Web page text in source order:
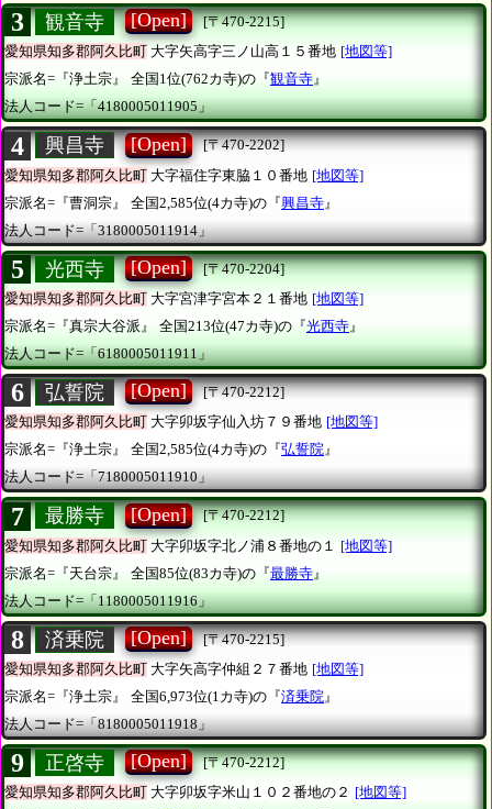
3 観音寺 [Open]
[〒470-2215]
愛知県知多郡阿久比町 大字矢高字三ノ山高１５番地 [地図等]
宗派名=『浄土宗』
全国1位(762カ寺)の『観音寺』
法人コード=「4180005011905」
4 興昌寺 [Open]
[〒470-2202]
愛知県知多郡阿久比町 大字福住字東脇１０番地 [地図等]
宗派名=『曹洞宗』
全国2,585位(4カ寺)の『興昌寺 』
法人コード=「3180005011914」
5 光西寺 [Open]
[〒470-2204]
愛知県知多郡阿久比町 大字宮津字宮本２１番地 [地図等]
宗派名=『真宗大谷派』
全国213位(47カ寺)の『光西寺』
法人コード=「6180005011911」
6 弘誓院 [Open]
[〒470-2212]
愛知県知多郡阿久比町 大字卯坂字仙入坊７９番地 [地図等]
宗派名=『浄土宗』
全国2,585位(4カ寺)の『弘誓院』
法人コード=「7180005011910」
7 最勝寺 [Open]
[〒470-2212]
愛知県知多郡阿久比町 大字卯坂字北ノ浦８番地の１
[地図等]
宗派名=『天台宗』
全国85位(83カ寺)の『最勝寺 』
法人コード=「1180005011916」
8 済乗院 [Open]
[〒470-2215]
愛知県知多郡阿久比町 大字矢高字仲組２７番地 [地図等]
宗派名=『浄土宗』
全国6,973位(1カ寺)の『済乗院』
法人コード=「8180005011918」
9 正啓寺 [Open]
[〒470-2212]
愛知県知多郡阿久比町 大字卯坂字米山１０２番地の２ [地図等]